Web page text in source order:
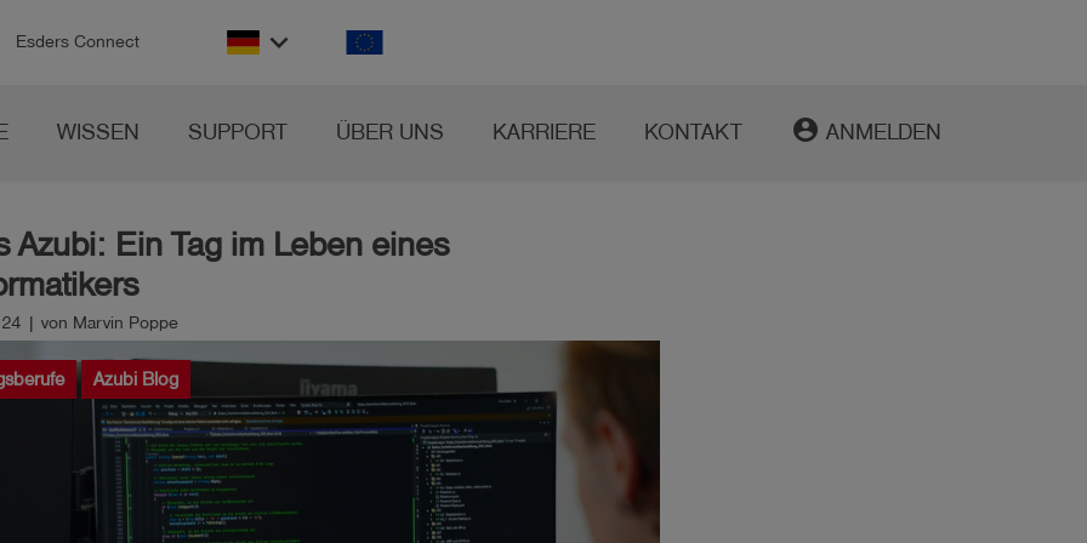
Esders Connect keyboard_arrow_down
WISSEN SUPPORT ÜBER UNS KARRIERE KONTAKT account_circle ANMELDEN
Azubi: Ein Tag im Leben eines
| von Marvin Poppe
Azubi Blog